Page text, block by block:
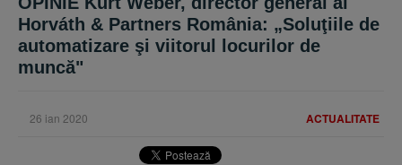
Horváth & Partners România: „Soluţiile de
automatizare şi viitorul locurilor de
muncă"
ACTUALITATE
26 ian 2020